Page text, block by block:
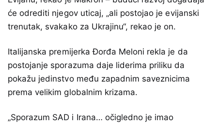
će odrediti njegov uticaj, „ali postojao je evijanski
trenutak, svakako za Ukrajinu“, rekao je on.
Italijanska premijerka Đorđa Meloni rekla je da
postojanje sporazuma daje liderima priliku da
pokažu jedinstvo među zapadnim saveznicima
prema velikim globalnim krizama.
„Sporazum SAD i Irana… očigledno je imao